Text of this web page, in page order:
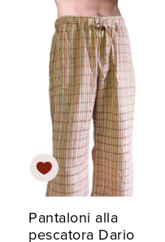
Pantaloni alla
pescatora Dario